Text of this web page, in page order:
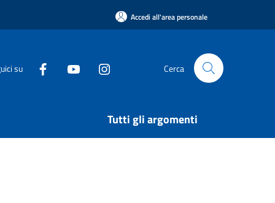
Accedi all'area personale
su Cerca
Tutti gli argomenti